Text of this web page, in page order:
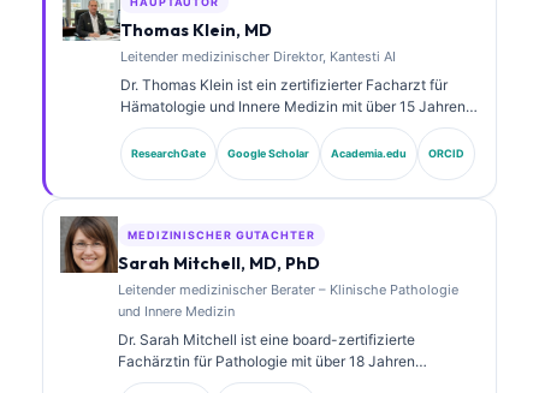
Thomas Klein, MD
Leitender medizinischer Direktor, Kantesti AI
Dr. Thomas Klein ist ein zertifizierter Facharzt für
Hämatologie und Innere Medizin mit über 15 Jahren
Erfahrung in der Labormedizin und in der KI-
gestützten klinischen Analyse. Als Chief Medical
Officer bei Kantesti AI übernimmt er die klinische
umfangreich zu der Interpretation von Biomarkern
und zu Labor- diagnostik in Themen der
ResearchGate Google Scholar Academia.edu ORCID
MEDIZINISCHER GUTACHTER
Sarah Mitchell, MD, PhD
Leitender medizinischer Berater – Klinische Pathologie
und Innere Medizin
Dr. Sarah Mitchell ist eine board-zertifizierte
Fachärztin für Pathologie mit über 18 Jahren
Erfahrung in der Laboratoriumsmedizin und in der